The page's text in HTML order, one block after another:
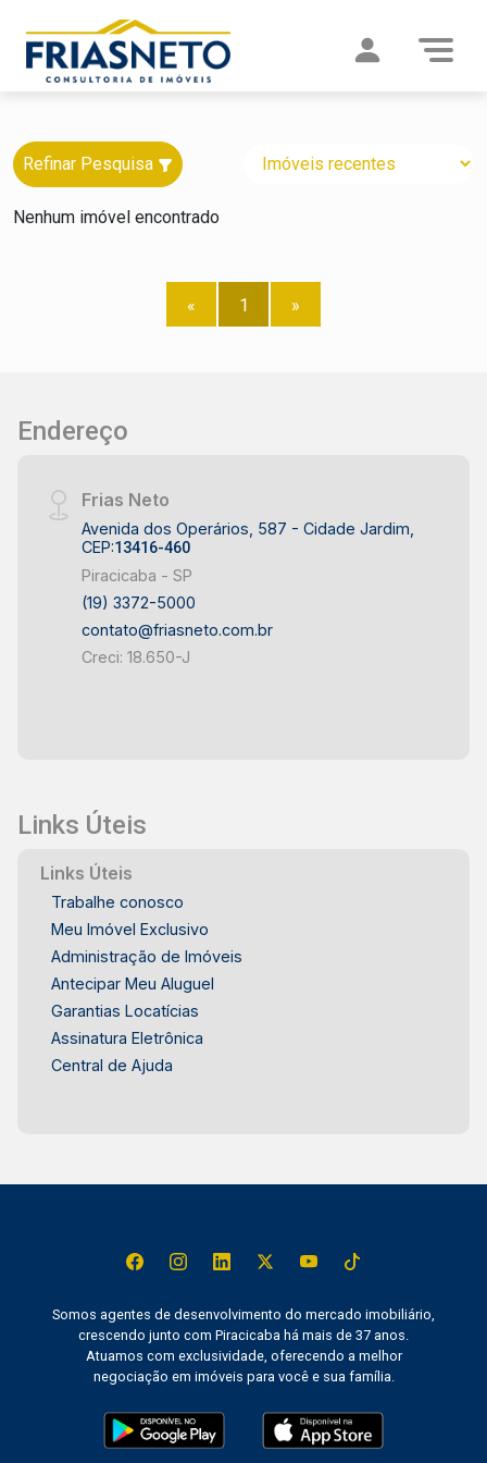
Refinar Pesquisa
Nenhum imóvel encontrado
« 1 »
Endereço
Frias Neto
Avenida dos Operários, 587 - Cidade Jardim,
CEP:13416-460
Piracicaba - SP
(19) 3372-5000
contato@friasneto.com.br
Creci: 18.650-J
Links Úteis
Links Úteis
Trabalhe conosco
Meu Imóvel Exclusivo
Administração de Imóveis
Antecipar Meu Aluguel
Garantias Locatícias
Assinatura Eletrônica
Central de Ajuda
Somos agentes de desenvolvimento do mercado imobiliário,
crescendo junto com Piracicaba há mais de 37 anos.
Atuamos com exclusividade, oferecendo a melhor
negociação em imóveis para você e sua família.